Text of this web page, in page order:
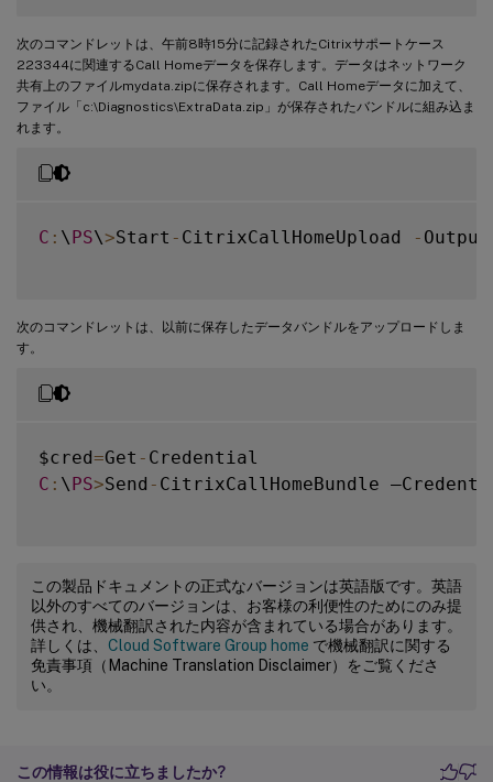
次のコマンドレットは、午前8時15分に記録されたCitrixサポートケース
223344に関連するCall Homeデータを保存します。データはネットワーク
共有上のファイルmydata.zipに保存されます。Call Homeデータに加えて、
ファイル「c:\Diagnostics\ExtraData.zip」が保存されたバンドルに組み込ま
れます。
C : \PS\>Start - CitrixCallHomeUpload -
次のコマンドレットは、以前に保存したデータバンドルをアップロードしま
す。
$cred=Get -
C : \PS>Send - CitrixCallHomeBundle
この製品ドキュメントの正式なバージョンは英語版です。英語
以外のすべてのバージョンは、お客様の利便性のためにのみ提
供され、機械翻訳された内容が含まれている場合があります。
詳しくは、 Cloud Software Group home で機械翻訳に関する
免責事項（Machine Translation Disclaimer）をご覧くださ
い。
この情報は役に立ちましたか?